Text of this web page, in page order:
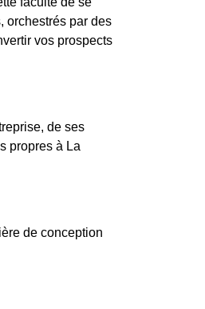
orchestrés par des
vos prospects
de ses
propres à La
de conception